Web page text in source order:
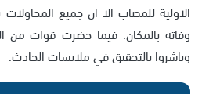
الاولية للمصاب الا ان جميع
وفاته بالمكان. فيما حضرت قوات من
وباشروا بالتحقيق في ملابسات الحادث.